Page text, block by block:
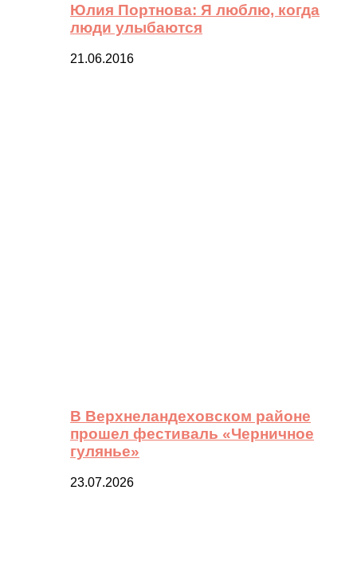
Юлия Портнова: Я люблю, когда
люди улыбаются
21.06.2016
В Верхнеландеховском районе
прошел фестиваль «Черничное
гулянье»
23.07.2026